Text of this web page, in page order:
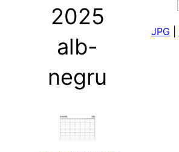
2025
alb-
negru
JPG